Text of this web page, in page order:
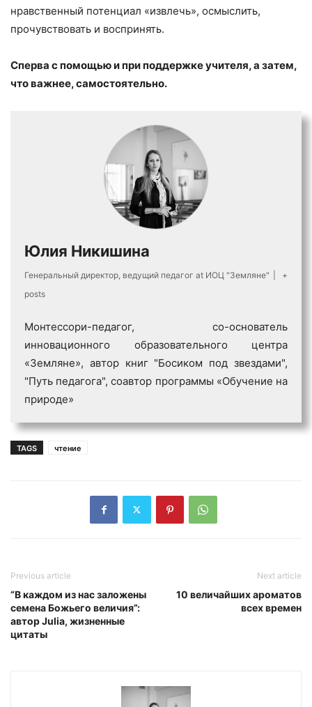
нравственный потенциал «извлечь», осмыслить,
прочувствовать и воспринять.
Сперва с помощью и при поддержке учителя, а затем,
что важнее, самостоятельно.
Юлия Никишина
Генеральный директор, ведущий педагог at ИОЦ "Земляне"
+
posts
Монтессори-педагог, со-основатель
инновационного образовательного центра
«Земляне», автор книг "Босиком под звездами",
"Путь педагога", соавтор программы «Обучение на
природе»
TAGS чтение
Previous article
“В каждом из нас заложены
семена Божьего величия”:
автор Julia, жизненные
цитаты
Next article
10 величайших ароматов
всех времен